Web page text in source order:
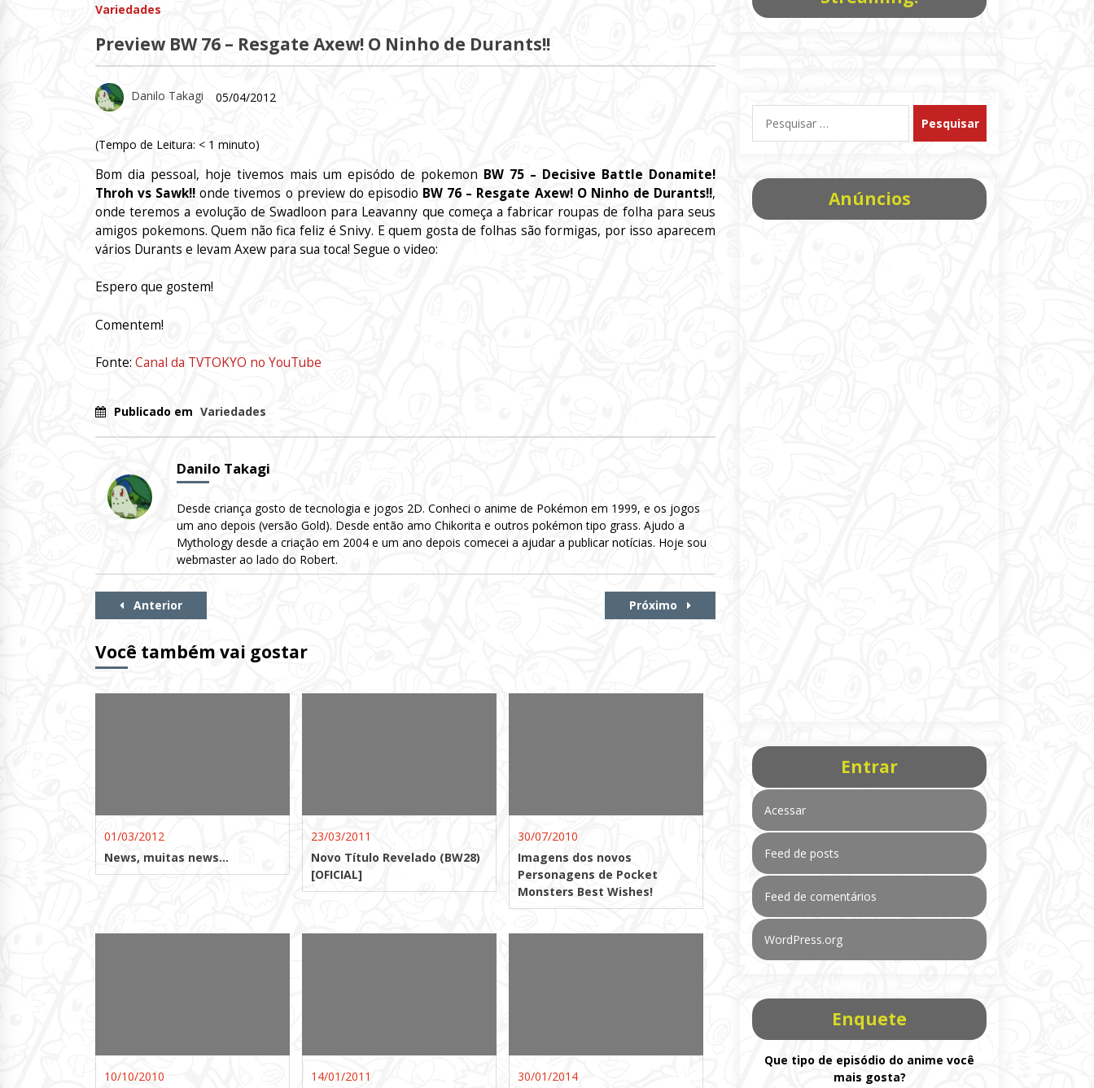
Variedades
Preview BW 76 – Resgate Axew! O Ninho de Durants!!
Danilo Takagi 05/04/2012
(Tempo de Leitura: < 1 minuto)
Bom dia pessoal, hoje tivemos mais um episódo de pokemon BW 75 – Decisive Battle Donamite!
Throh vs Sawk!! onde tivemos o preview do episodio BW 76 – Resgate Axew! O Ninho de Durants!!,
onde teremos a evolução de Swadloon para Leavanny que começa a fabricar roupas de folha para seus
amigos pokemons. Quem não fica feliz é Snivy. E quem gosta de folhas são formigas, por isso aparecem
vários Durants e levam Axew para sua toca! Segue o video:
Espero que gostem!
Comentem!
Fonte: Canal da TVTOKYO no YouTube
Publicado em Variedades
Danilo Takagi
Desde criança gosto de tecnologia e jogos 2D. Conheci o anime de Pokémon em 1999, e os jogos
um ano depois (versão Gold). Desde então amo Chikorita e outros pokémon tipo grass. Ajudo a
Mythology desde a criação em 2004 e um ano depois comecei a ajudar a publicar notícias. Hoje sou
webmaster ao lado do Robert.
Continue
Anterior Próximo
Você também vai gostar
01/03/2012
News, muitas news…
23/03/2011
Novo Título Revelado (BW28)
[OFICIAL]
30/07/2010
Imagens dos novos
Personagens de Pocket
Monsters Best Wishes!
10/10/2010
14/01/2011
30/01/2014
por:
Anúncios
Entrar
Acessar
Feed de posts
Feed de comentários
WordPress.org
Enquete
Que tipo de episódio do anime você
mais gosta?